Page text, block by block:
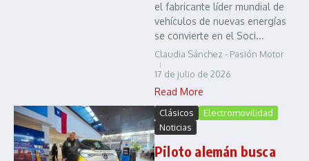
el fabricante líder mundial de
vehículos de nuevas energías
se convierte en el Soci...
Claudia Sánchez - Pasión Motor
17 de julio de 2026
Read More
Clásicos
Electromovilidad
Noticias
Piloto alemán busca